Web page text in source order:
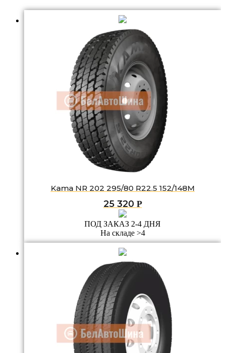
Kama NR 202 295/80 R22.5 152/148M
25 320 Р
ПОД ЗАКАЗ 2-4 ДНЯ
На складе >4